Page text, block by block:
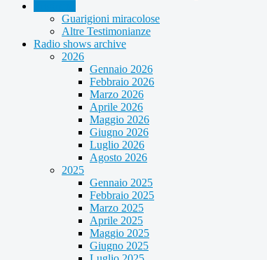
Guarigioni miracolose
Altre Testimonianze
Radio shows archive
2026
Gennaio 2026
Febbraio 2026
Marzo 2026
Aprile 2026
Maggio 2026
Giugno 2026
Luglio 2026
Agosto 2026
2025
Gennaio 2025
Febbraio 2025
Marzo 2025
Aprile 2025
Maggio 2025
Giugno 2025